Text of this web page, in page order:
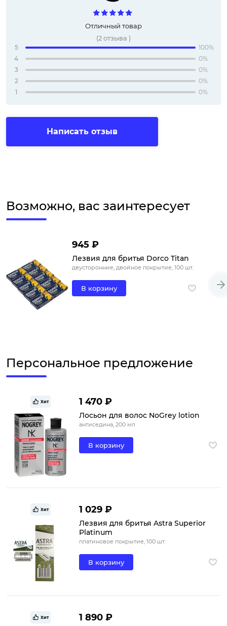
Отличный товар
(2отзыва )
5
100%
4
0%
3
0%
2
0%
1
0%
Написать отзыв
Возможно, вас заинтересует
945 ₽
Лезвия для бритья Dorco Titan
двусторонние, двойное покрытие, 100 шт.
В корзину
Персональное предложение
Хит 1 470 ₽
Лосьон для волос NoGrey lotion
антиседина, 200 мл
В корзину
Хит 1 029 ₽
Лезвия для бритья Astra Superior
Platinum
платиновое покрытие, 100 шт.
В корзину
Хит 1 890 ₽